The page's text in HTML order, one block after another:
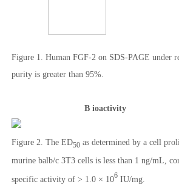
Figure 1. Human FGF-2 on SDS-PAGE under
purity is greater than 95%.
B ioactivity
Figure 2. The ED50 as determined by a cell
murine balb/c 3T3 cells is less than 1 ng/mL,
specific activity of > 1.0 × 106 IU/mg.